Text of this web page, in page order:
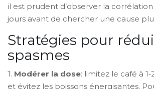
il est prudent d’observer la
jours avant de chercher une cause
Stratégies pour
spasmes
1. Modérer la dose: limitez le café à
et évitez les boissons énergisantes.